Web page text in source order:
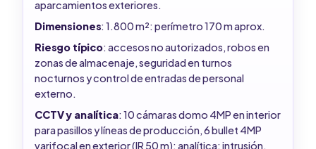
aparcamientos exteriores.
Dimensiones: 1.800 m²: perímetro 170 m aprox.
Riesgo típico: accesos no autorizados, robos en
zonas de almacenaje, seguridad en turnos
nocturnos y control de entradas de personal
externo.
CCTV y analítica: 10 cámaras domo 4MP en interior
para pasillos y líneas de producción, 6 bullet 4MP
varifocal en exterior (IR 50 m): analítica: intrusión,